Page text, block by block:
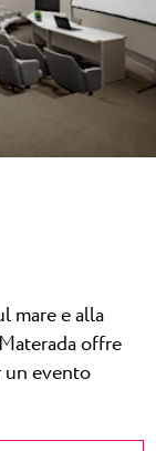
mare e alla
offre
un evento